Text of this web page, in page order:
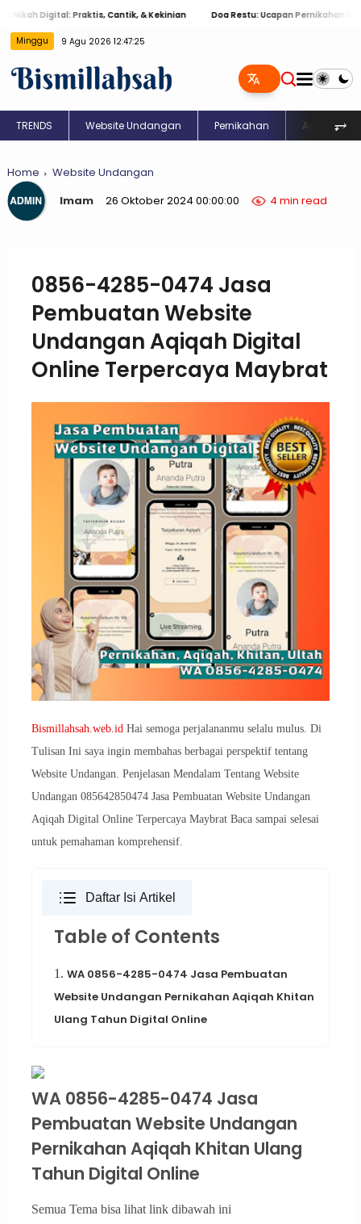
Digital: Praktis, Cantik, & Kekinian Doa Restu: Ucapan Pernikahan Islami
Minggu 9 Agu 2026 12:47:25
TRENDS Website Undangan Pernikahan Aqiqah⥅
Home
Website Undangan
Imam
26 Oktober 2024 00:00:00 4 min read
0856-4285-0474 Jasa
Pembuatan Website
Undangan Aqiqah Digital
Online Terpercaya Maybrat
Bismillahsah.web.idHai semoga perjalananmu selalu mulus. Di
Tulisan Ini saya ingin membahas berbagai perspektif tentang
Website Undangan. Penjelasan Mendalam Tentang Website
Undangan 085642850474 Jasa Pembuatan Website Undangan
Aqiqah Digital Online Terpercaya Maybrat Baca sampai selesai
untuk pemahaman komprehensif.
Daftar Isi Artikel
Table of Contents
1. WA 0856-4285-0474 Jasa Pembuatan
Website Undangan Pernikahan Aqiqah Khitan
Ulang Tahun Digital Online
WA 0856-4285-0474 Jasa
Pembuatan Website Undangan
Pernikahan Aqiqah Khitan Ulang
Tahun Digital Online
Semua Tema bisa lihat link dibawah ini